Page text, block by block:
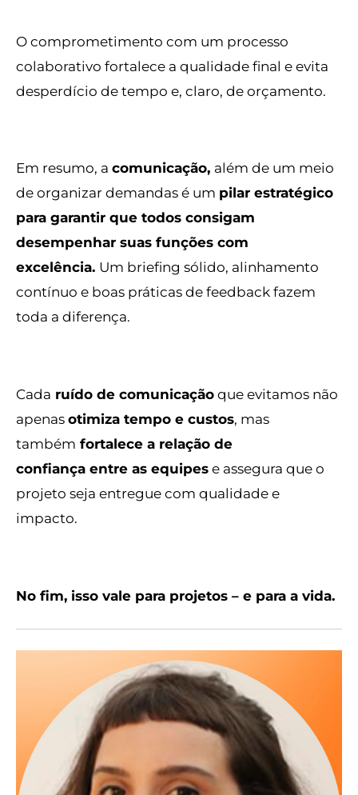
O comprometimento com um processo
colaborativo fortalece a qualidade final e evita
desperdício de tempo e, claro, de orçamento.
Em resumo, a comunicação, além de um meio
de organizar demandas é um pilar estratégico
para garantir que todos consigam
desempenhar suas funções com
excelência. Um briefing sólido, alinhamento
contínuo e boas práticas de feedback fazem
toda a diferença.
Cada ruído de comunicaçãoque evitamos não
apenasotimiza tempo e custos, mas
também fortalece a relação de
confiança entre as equipese assegura que o
projeto seja entregue com qualidade e
impacto.
No fim, isso vale para projetos – e para a vida.